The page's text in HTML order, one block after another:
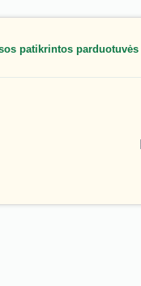
patikrintos